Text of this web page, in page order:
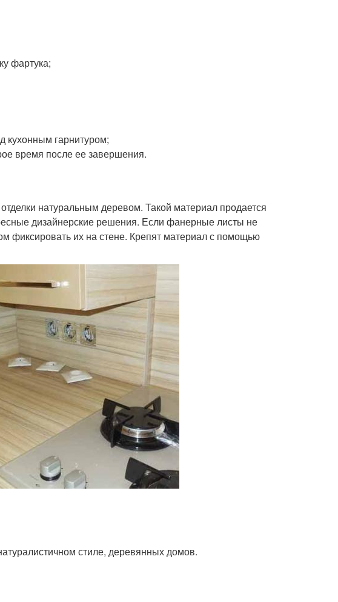
фартука;
кухонным гарнитуром;
время после ее завершения.
натуральным деревом. Такой материал продается
дизайнерские решения. Если фанерные листы не
фиксировать их на стене. Крепят материал с помощью
стиле, деревянных домов.